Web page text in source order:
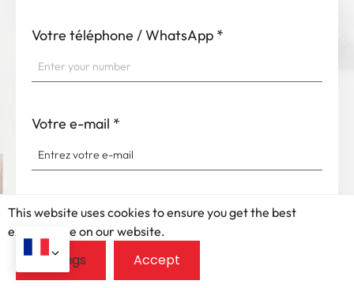
Votre téléphone / WhatsApp *
Votre e-mail *
Message*
This website uses cookies to ensure you get the best
exprerience on our website.